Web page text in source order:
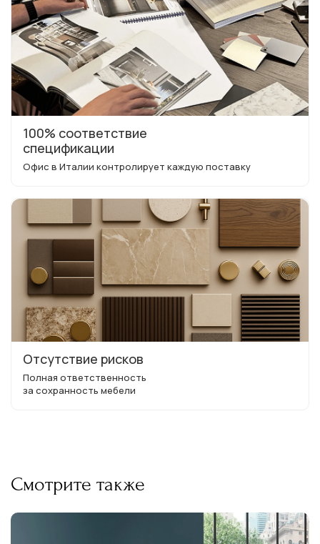
100% соответствие
спецификации
Офис в Италии контролирует каждую поставку
Отсутствие рисков
Полная ответственность
за сохранность мебели
Смотрите также